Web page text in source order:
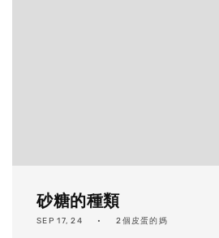
砂糖的種類
SEP 17, 24 2個皮蛋的媽